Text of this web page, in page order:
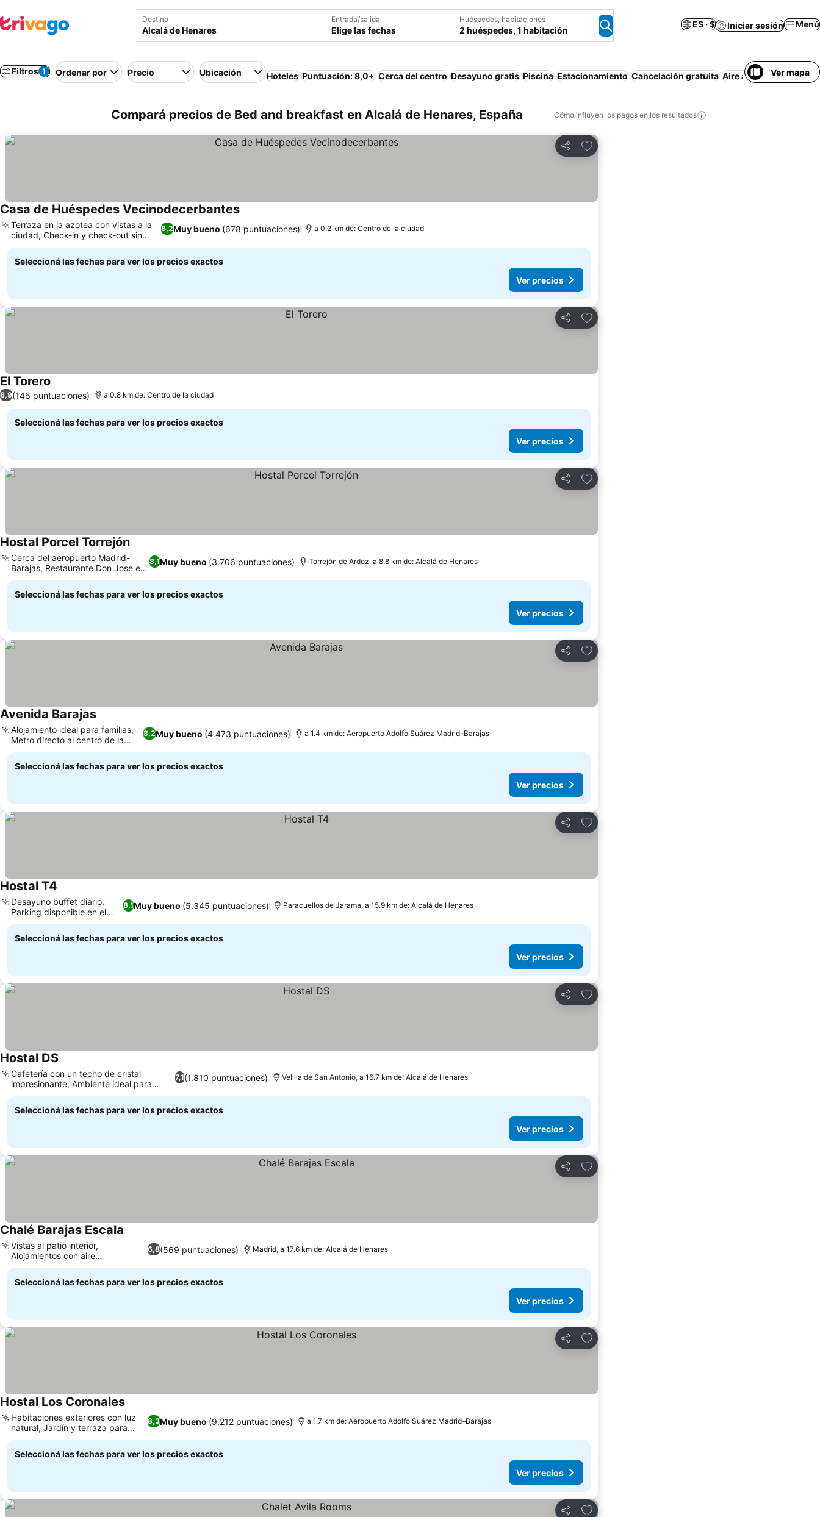
Destino Entrada/salida
Elige las fechas
Huéspedes, habitaciones
2 huéspedes, 1 habitación
ES · $ Iniciar sesión Menú
Filtros 1 Ordenar por Precio Ubicación Hoteles Puntuación: 8,0+ Cerca del centro Desayuno gratis Piscina Estacionamiento Cancelación gratuita Aire acondicionado
Ver mapa
Compará precios de Bed and breakfast en Alcalá de Henares, España Cómo influyen los pagos en los resultados
Compartir
Añadir a favoritos
Casa de Huéspedes Vecinodecerbantes
8,2Muy bueno (678 puntuaciones)
Terraza en la azotea con vistas a la
ciudad, Check-in y check-out sin
contacto
a 0.2 km de: Centro de la ciudad
Seleccioná las fechas para ver los precios exactos
Ver precios
Compartir
Añadir a favoritos
El Torero
6,9(146 puntuaciones) a 0.8 km de: Centro de la ciudad
Seleccioná las fechas para ver los precios exactos
Ver precios
Compartir
Añadir a favoritos
Hostal Porcel Torrejón
8,1Muy bueno (3.706 puntuaciones)
Cerca del aeropuerto Madrid-
Barajas, Restaurante Don José en
el hotel
Torrejón de Ardoz, a 8.8 km de: Alcalá de Henares
Seleccioná las fechas para ver los precios exactos
Ver precios
Compartir
Añadir a favoritos
Avenida Barajas
8,2Muy bueno (4.473 puntuaciones)
Alojamiento ideal para familias,
Metro directo al centro de la
ciudad
a 1.4 km de: Aeropuerto Adolfo Suárez Madrid–Barajas
Seleccioná las fechas para ver los precios exactos
Ver precios
Compartir
Añadir a favoritos
Hostal T4
8,1Muy bueno (5.345 puntuaciones)
Desayuno buffet diario,
Parking disponible en el
hotel
Paracuellos de Jarama, a 15.9 km de: Alcalá de Henares
Seleccioná las fechas para ver los precios exactos
Ver precios
Compartir
Añadir a favoritos
Hostal DS
7,1(1.810 puntuaciones)
Cafetería con un techo de cristal
impresionante, Ambiente ideal para
familias
Velilla de San Antonio, a 16.7 km de: Alcalá de Henares
Seleccioná las fechas para ver los precios exactos
Ver precios
Compartir
Añadir a favoritos
Chalé Barajas Escala
6,8(569 puntuaciones)
Vistas al patio interior,
Alojamientos con aire
acondicionado
Madrid, a 17.6 km de: Alcalá de Henares
Seleccioná las fechas para ver los precios exactos
Ver precios
Compartir
Añadir a favoritos
Hostal Los Coronales
8,3Muy bueno (9.212 puntuaciones)
Habitaciones exteriores con luz
natural, Jardín y terraza para
relajarte
a 1.7 km de: Aeropuerto Adolfo Suárez Madrid–Barajas
Seleccioná las fechas para ver los precios exactos
Ver precios
Añadir a favoritos